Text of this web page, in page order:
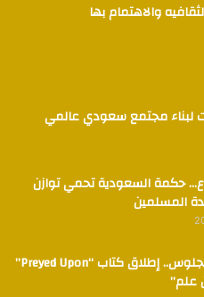
والاهتمام بها
لبناء مجتمع سعودي عالمي
حكمة السعودية تحمي توازن
المسلمين
مدينة لوس أنجلوس.. إطلاق كتاب “Preyed Upon”
علم”